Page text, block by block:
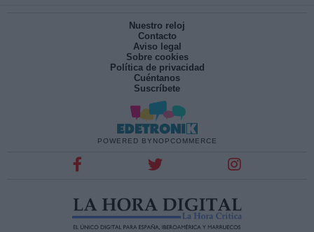
Nuestro reloj
Contacto
Aviso legal
Sobre cookies
Política de privacidad
Cuéntanos
Suscríbete
POWERED BY NOPCOMMERCE